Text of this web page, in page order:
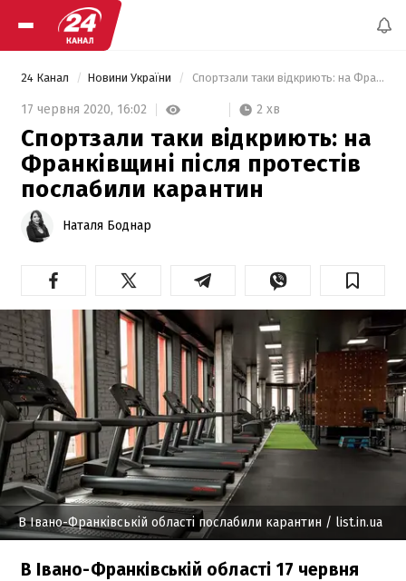
24 Канал Новини України Спортзали таки відкриють: на Франківщині після протестів послабили карантин
17 червня 2020, 16:02 2 хв
Спортзали таки відкриють: на
Франківщині після протестів
послабили карантин
Наталя Боднар
В Івано-Франківській області послабили карантин / list.in.ua
В Івано-Франківській області 17 червня